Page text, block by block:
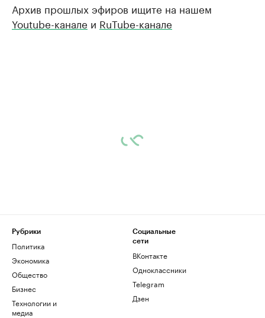
Архив прошлых эфиров ищите на нашем
Youtube-канале и RuTube-канале
Рубрики
Политика
Экономика
Общество
Бизнес
Технологии и
медиа
Социальные
сети
ВКонтакте
Одноклассники
Telegram
Дзен